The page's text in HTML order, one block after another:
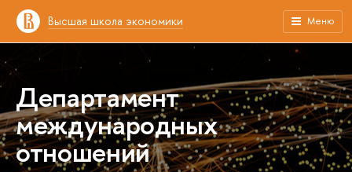
Высшая школа экономики Меню
Департамент
международных
отношений